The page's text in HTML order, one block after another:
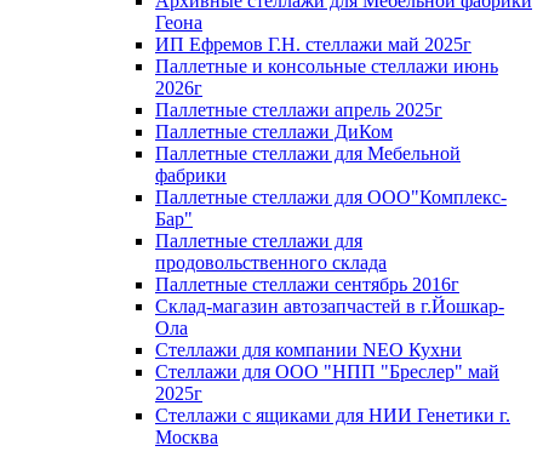
Геона
ИП Ефремов Г.Н. стеллажи май 2025г
Паллетные и консольные стеллажи июнь
2026г
Паллетные стеллажи апрель 2025г
Паллетные стеллажи ДиКом
Паллетные стеллажи для Мебельной
фабрики
Паллетные стеллажи для ООО"Комплекс-
Бар"
Паллетные стеллажи для
продовольственного склада
Паллетные стеллажи сентябрь 2016г
Склад-магазин автозапчастей в г.Йошкар-
Ола
Стеллажи для компании NEO Кухни
Стеллажи для ООО "НПП "Бреслер" май
2025г
Стеллажи с ящиками для НИИ Генетики г.
Москва